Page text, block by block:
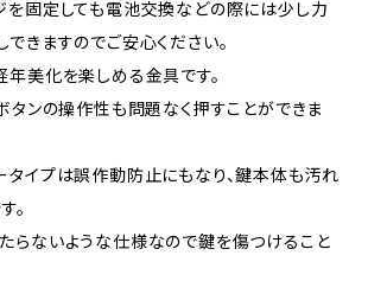
を固定しても電池交換などの際には少し力
きますのでご安心ください。
美化を楽しめる金具です。
タンの操作性も問題なく押すことができま
タイプは誤作動防止にもなり、鍵本体も汚れ
。
らないような仕様なので鍵を傷つけること